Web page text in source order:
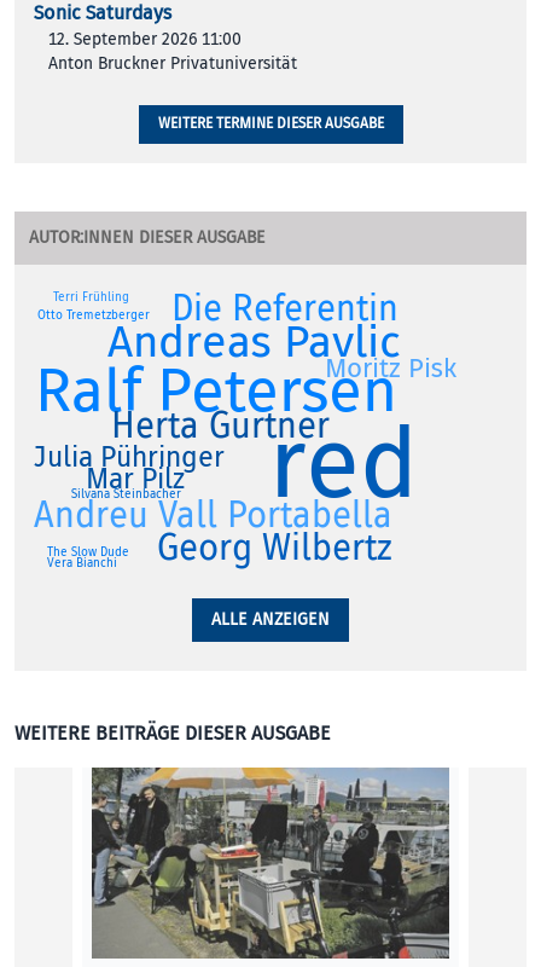
Sonic Saturdays
12. September 2026 11:00
Anton Bruckner Privatuniversität
WEITERE TERMINE DIESER AUSGABE
AUTOR:INNEN DIESER AUSGABE
red
Ralf Petersen
Andreas Pavlic
Andreu Vall Portabella
Die Referentin
Georg Wilbertz
Herta Gurtner
Julia Pühringer
Mar Pilz
Moritz Pisk
Otto Tremetzberger
Silvana Steinbacher
Terri Frühling
The Slow Dude
Vera Bianchi
ALLE ANZEIGEN
WEITERE BEITRÄGE DIESER AUSGABE